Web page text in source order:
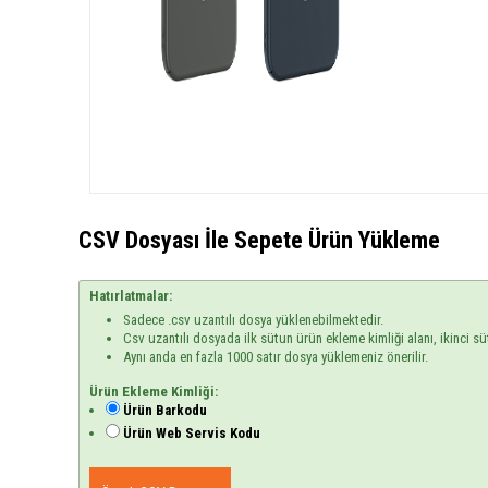
CSV Dosyası İle Sepete Ürün Yükleme
Hatırlatmalar:
Sadece .csv uzantılı dosya yüklenebilmektedir.
Csv uzantılı dosyada ilk sütun ürün ekleme kimliği alanı, ikinci
Aynı anda en fazla 1000 satır dosya yüklemeniz önerilir.
Ürün Ekleme Kimliği:
Ürün Barkodu
Ürün Web Servis Kodu